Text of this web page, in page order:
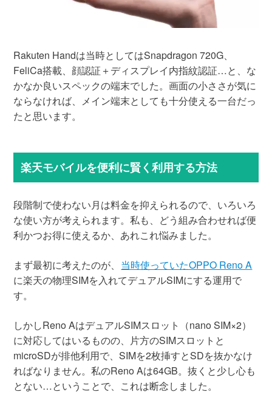
Rakuten Handは当時としてはSnapdragon 720G、
FeliCa搭載、顔認証＋ディスプレイ内指紋認証…と、な
かなか良いスペックの端末でした。画面の小ささが気に
ならなければ、メイン端末としても十分使える一台だっ
たと思います。
楽天モバイルを便利に賢く利用する方法
段階制で使わない月は料金を抑えられるので、いろいろ
な使い方が考えられます。私も、どう組み合わせれば便
利かつお得に使えるか、あれこれ悩みました。
まず最初に考えたのが、 当時使っていたOPPO Reno A
に楽天の物理SIMを入れてデュアルSIMにする運用で
す。
しかしReno AはデュアルSIMスロット（nano SIM×2）
に対応してはいるものの、片方のSIMスロットと
microSDが排他利用で、SIMを2枚挿すとSDを抜かなけ
ればなりません。私のReno Aは64GB。抜くと少し心も
とない…ということで、これは断念しました。